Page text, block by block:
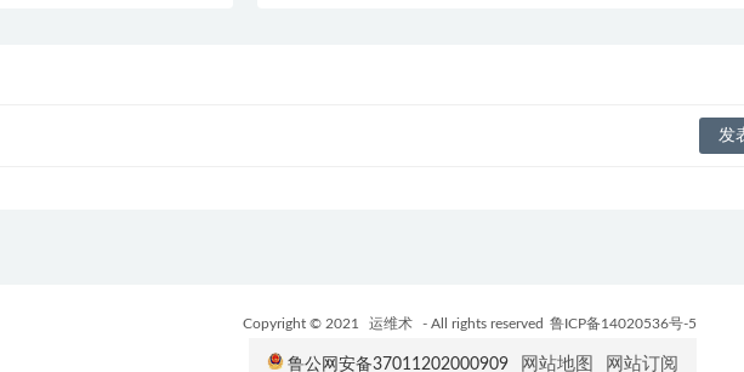
Copyright © 2021 运维术 - All rights reserved 鲁ICP备14020536号-5
鲁公网安备37011202000909 网站地图 网站订阅